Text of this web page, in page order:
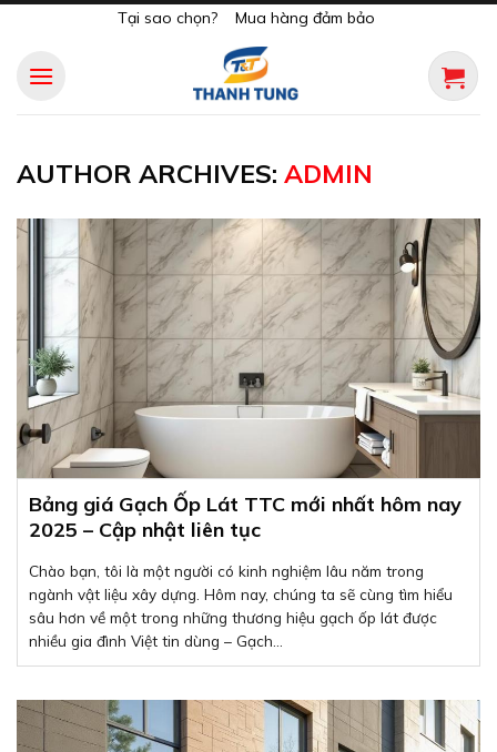
content
Tại sao chọn? Mua hàng đảm bảo
AUTHOR ARCHIVES: ADMIN
Bảng giá Gạch Ốp Lát TTC mới nhất hôm nay
2025 – Cập nhật liên tục
Chào bạn, tôi là một người có kinh nghiệm lâu năm trong
ngành vật liệu xây dựng. Hôm nay, chúng ta sẽ cùng tìm hiểu
sâu hơn về một trong những thương hiệu gạch ốp lát được
nhiều gia đình Việt tin dùng – Gạch...